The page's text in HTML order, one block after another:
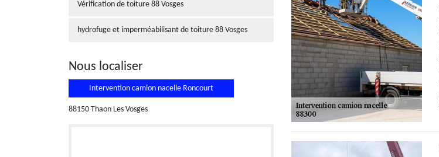
Vérification de toiture 88 Vosges
hydrofuge et imperméabilisant de toiture 88 Vosges
Nous localiser
Intervention camion nacelle Roncourt
88150 Thaon Les Vosges